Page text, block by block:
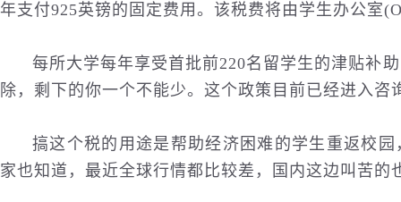
年支付925英镑的固定费用。该税费将由学生办公室
每所大学每年享受首批前220名留学生的津贴补
除，剩下的你一个不能少。这个政策目前已经进入咨
搞这个税的用途是帮助经济困难的学生重返校
家也知道，最近全球行情都比较差，
国内这边叫苦的